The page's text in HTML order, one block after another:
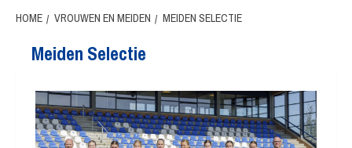
HOME VROUWEN EN MEIDEN MEIDEN SELECTIE
Meiden Selectie